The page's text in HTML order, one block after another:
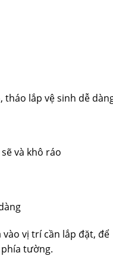
tháo lắp vệ sinh dễ
và khô ráo
vị trí cần lắp đặt, để
tường.